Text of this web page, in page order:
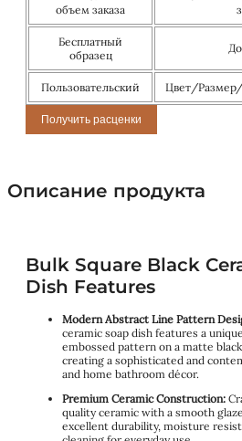
объем заказа
Бесплатный
образец
Пользовательский Цвет/Размер/
Получить расценки
Описание продукта
Bulk Square Black
Dish Features
Modern Abstract Line Pattern
ceramic soap dish features a
embossed pattern on a matte
creating a sophisticated and
and home bathroom décor.
Premium Ceramic Construction:
quality ceramic with a smooth
excellent durability, moisture